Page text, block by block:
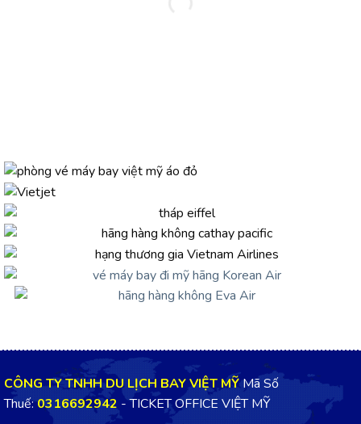
CÔNG TY TNHH DU LỊCH BAY VIỆT MỸMã Số
Thuế:0316692942 - TICKET OFFICE VIỆT MỸ